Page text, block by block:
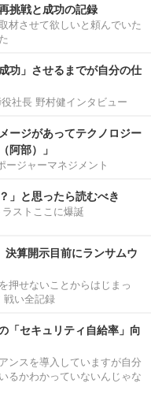
挑戦と成功の記録
材させて欲しいと頼んでいた
功」させるまでが自分の仕
社長 野村健インタビュー
ージがあってテクノロジー
阿部）」
ージャーマネジメント
」と思ったら読むべき
ストここに爆誕
決算開示目前にランサムウ
押せないことからはじまっ
戦い全記録
「セキュリティ自給率」向
ンスを導入していますが自分
るかわかっていないんじゃな